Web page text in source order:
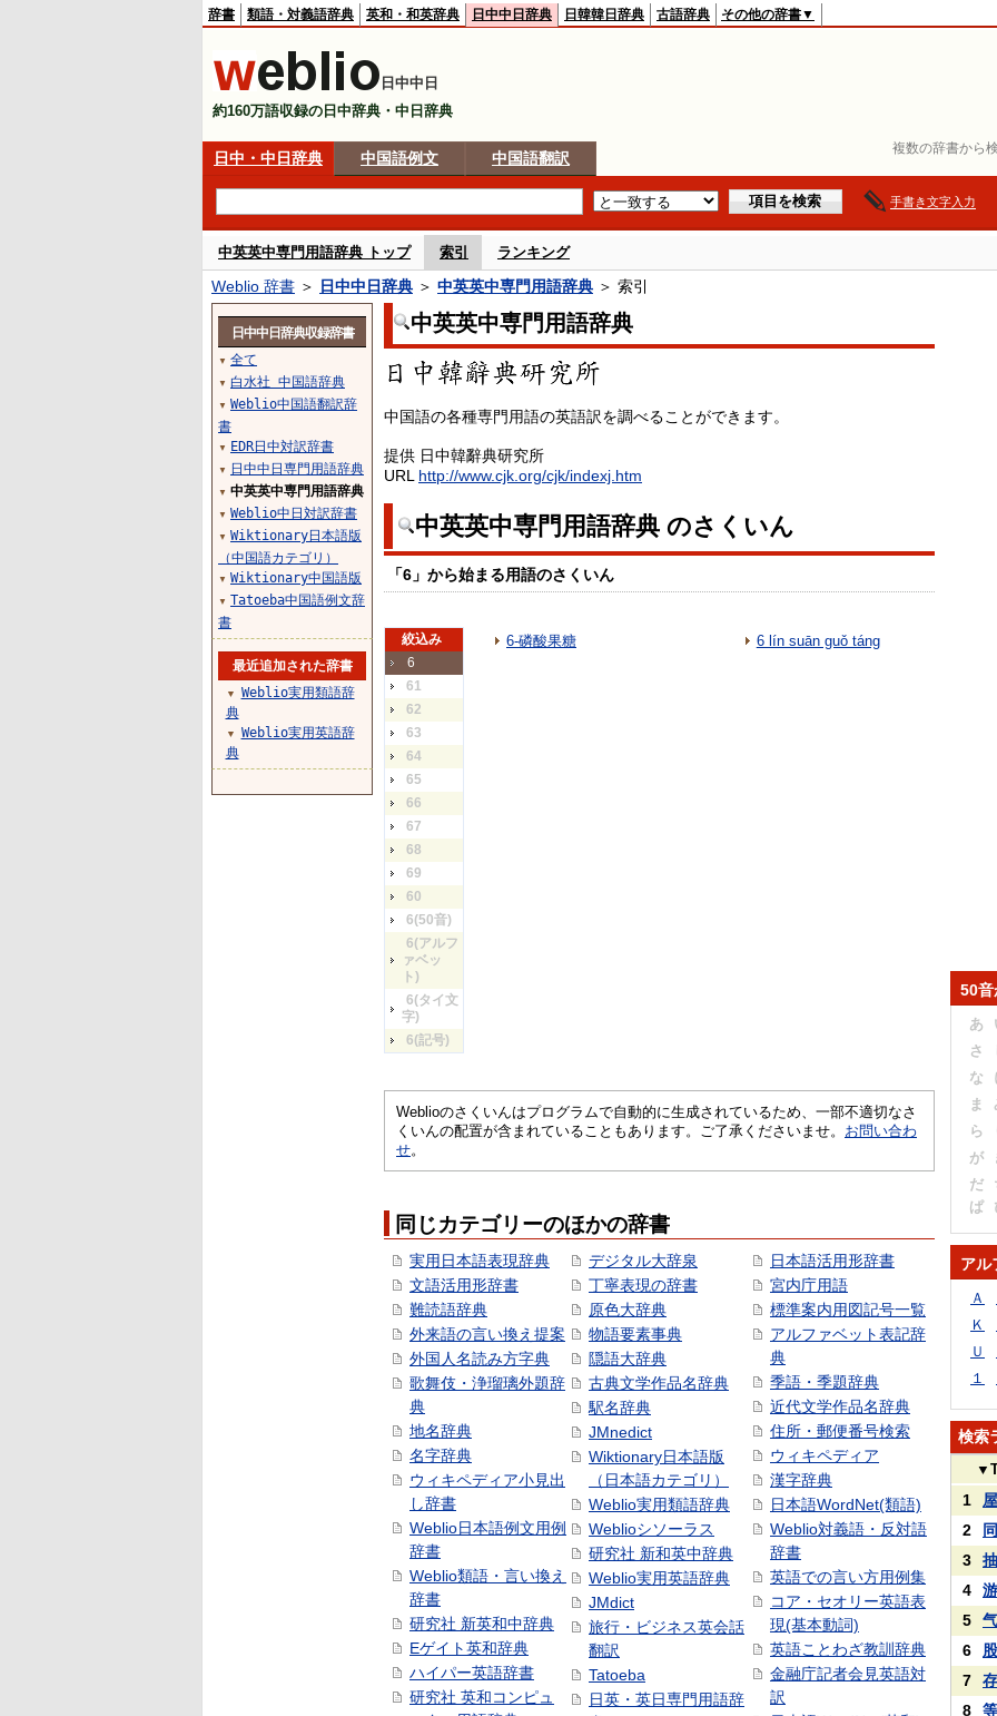
複数の辞書から
辞書 類語・対義語辞典 英和・和英辞典 日中中日辞典 日韓韓日辞典 古語辞典 その他の辞書▼
日中中日
約160万語収録の日中辞典・中日辞典
日中・中日辞典 中国語例文 中国語翻訳
手書き文字入力
中英英中専門用語辞典 トップ 索引 ランキング
Weblio 辞書 ＞ 日中中日辞典 ＞ 中英英中専門用語辞典 ＞ 索引
中英英中専門用語辞典
中国語の各種専門用語の英語訳を調べることができます。
提供 日中韓辭典研究所
URL http://www.cjk.org/cjk/indexj.htm
中英英中専門用語辞典 のさくいん
「6」から始まる用語のさくいん
絞込み
6
61
62
63
64
65
66
67
68
69
60
6(50音)
6(アルフ
ァベッ
ト)
6(タイ文
字)
6(記号)
6-磷酸果糖 6 lín suān guǒ táng
Weblioのさくいんはプログラムで自動的に生成されているため、一部不適切なさ
くいんの配置が含まれていることもあります。ご了承くださいませ。 お問い合わ
せ。
同じカテゴリーのほかの辞書
実用日本語表現辞典
文語活用形辞書
難読語辞典
外来語の言い換え提案
外国人名読み方字典
歌舞伎・浄瑠璃外題辞
典
地名辞典
名字辞典
ウィキペディア小見出
し辞書
Weblio日本語例文用例
辞書
Weblio類語・言い換え
辞書
研究社 新英和中辞典
Eゲイト英和辞典
ハイパー英語辞書
研究社 英和コンピュ
デジタル大辞泉
丁寧表現の辞書
原色大辞典
物語要素事典
隠語大辞典
古典文学作品名辞典
駅名辞典
JMnedict
Wiktionary日本語版
（日本語カテゴリ）
Weblio実用類語辞典
Weblioシソーラス
研究社 新和英中辞典
Weblio実用英語辞典
JMdict
旅行・ビジネス英会話
翻訳
Tatoeba
日英・英日専門用語辞
日本語活用形辞書
宮内庁用語
標準案内用図記号一覧
アルファベット表記辞
典
季語・季題辞典
近代文学作品名辞典
住所・郵便番号検索
ウィキペディア
漢字辞典
日本語WordNet(類語)
Weblio対義語・反対語
辞書
英語での言い方用例集
コア・セオリー英語表
現(基本動詞)
英語ことわざ教訓辞典
金融庁記者会見英語対
訳
日中中日辞典収録辞書
▼ 全て
▼ 白水社 中国語辞典
▼ Weblio中国語翻訳辞
書
▼ EDR日中対訳辞書
▼ 日中中日専門用語辞典
▼ 中英英中専門用語辞典
▼ Weblio中日対訳辞書
▼ Wiktionary日本語版
（中国語カテゴリ）
▼ Wiktionary中国語版
▼ Tatoeba中国語例文辞
書
最近追加された辞書
▼
Weblio実用類語辞
典
▼
Weblio実用英語辞
典
50音
あ
さ
な
ま
ら
が
だ
ぱ
アル
Ａ
Ｋ
Ｕ
１
検索
▼
1
屋
2
3
4
5
气
6
股
7
8